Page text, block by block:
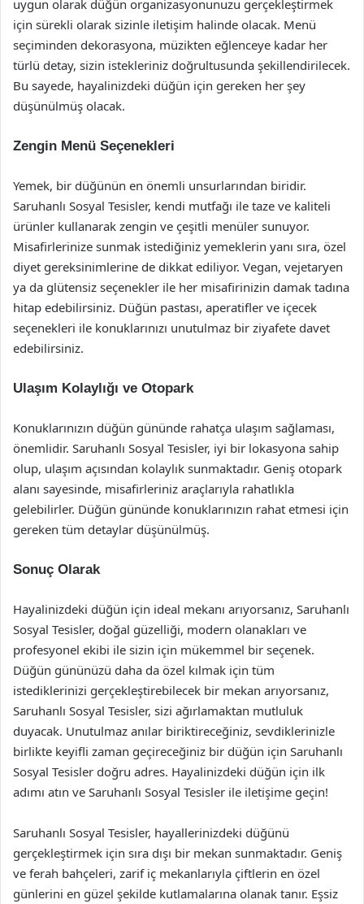
uygun olarak düğün organizasyonunuzu gerçekleştirmek
için sürekli olarak sizinle iletişim halinde olacak. Menü
seçiminden dekorasyona, müzikten eğlenceye kadar her
türlü detay, sizin istekleriniz doğrultusunda şekillendirilecek.
Bu sayede, hayalinizdeki düğün için gereken her şey
düşünülmüş olacak.
Zengin Menü Seçenekleri
Yemek, bir düğünün en önemli unsurlarından biridir.
Saruhanlı Sosyal Tesisler, kendi mutfağı ile taze ve kaliteli
ürünler kullanarak zengin ve çeşitli menüler sunuyor.
Misafirlerinize sunmak istediğiniz yemeklerin yanı sıra, özel
diyet gereksinimlerine de dikkat ediliyor. Vegan, vejetaryen
ya da glütensiz seçenekler ile her misafirinizin damak tadına
hitap edebilirsiniz. Düğün pastası, aperatifler ve içecek
seçenekleri ile konuklarınızı unutulmaz bir ziyafete davet
edebilirsiniz.
Ulaşım Kolaylığı ve Otopark
Konuklarınızın düğün gününde rahatça ulaşım sağlaması,
önemlidir. Saruhanlı Sosyal Tesisler, iyi bir lokasyona sahip
olup, ulaşım açısından kolaylık sunmaktadır. Geniş otopark
alanı sayesinde, misafirleriniz araçlarıyla rahatlıkla
gelebilirler. Düğün gününde konuklarınızın rahat etmesi için
gereken tüm detaylar düşünülmüş.
Sonuç Olarak
Hayalinizdeki düğün için ideal mekanı arıyorsanız, Saruhanlı
Sosyal Tesisler, doğal güzelliği, modern olanakları ve
profesyonel ekibi ile sizin için mükemmel bir seçenek.
Düğün gününüzü daha da özel kılmak için tüm
istediklerinizi gerçekleştirebilecek bir mekan arıyorsanız,
Saruhanlı Sosyal Tesisler, sizi ağırlamaktan mutluluk
duyacak. Unutulmaz anılar biriktireceğiniz, sevdiklerinizle
birlikte keyifli zaman geçireceğiniz bir düğün için Saruhanlı
Sosyal Tesisler doğru adres. Hayalinizdeki düğün için ilk
adımı atın ve Saruhanlı Sosyal Tesisler ile iletişime geçin!
Saruhanlı Sosyal Tesisler, hayallerinizdeki düğünü
gerçekleştirmek için sıra dışı bir mekan sunmaktadır. Geniş
ve ferah bahçeleri, zarif iç mekanlarıyla çiftlerin en özel
günlerini en güzel şekilde kutlamalarına olanak tanır. Eşsiz